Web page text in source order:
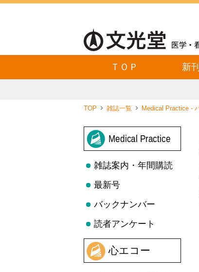
ＴＯＰ 新
TOP 雑誌一覧 Medical Practice -
Medical Practice
雑誌案内・年間購読
最新号
バックナンバー
読者アンケート
心エコー